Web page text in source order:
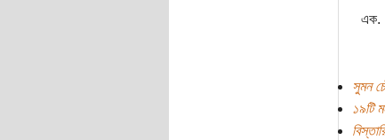
এক.
সুমন
১৯টি